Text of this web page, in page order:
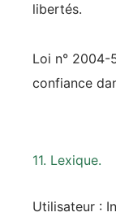
libertés.
Loi n° 2004-
confiance
11. Lexique.
Utilisateur :